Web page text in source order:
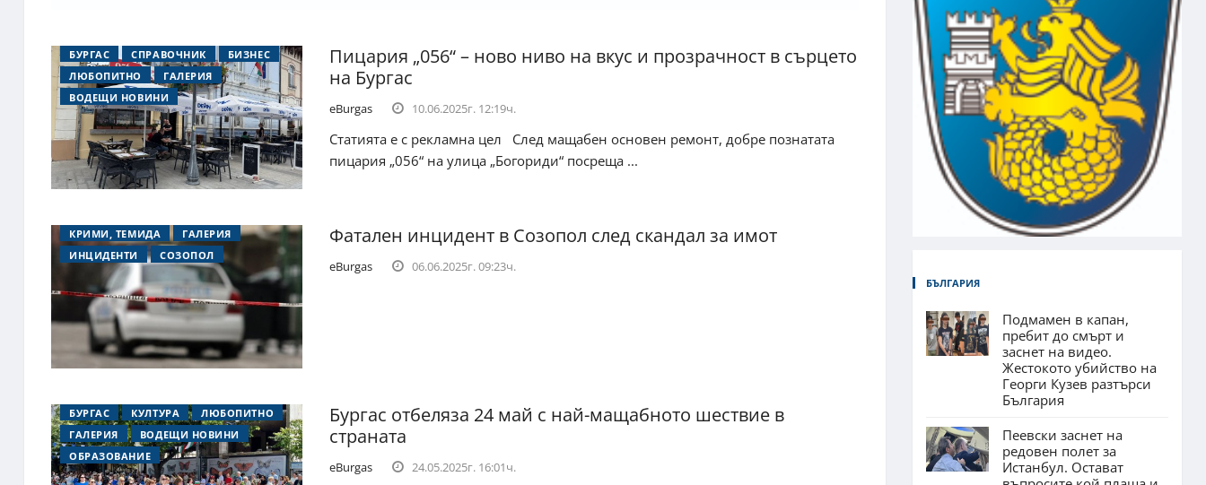
БУРГАС СПРАВОЧНИК
БИЗНЕС
ЛЮБОПИТНО
ГАЛЕРИЯ
ВОДЕЩИ НОВИНИ
Пицария „056“ – ново ниво на вкус и прозрачност в сърцето
на Бургас
eBurgas 10.06.2025г. 12:19ч.
Статията е с рекламна цел След мащабен основен ремонт, добре познатата
пицария „056“ на улица „Богориди“ посреща ...
КРИМИ, ТЕМИДА
ГАЛЕРИЯ
ИНЦИДЕНТИ
СОЗОПОЛ
Фатален инцидент в Созопол след скандал за имот
eBurgas 06.06.2025г. 09:23ч.
БУРГАС КУЛТУРА
ЛЮБОПИТНО
ГАЛЕРИЯ
ВОДЕЩИ НОВИНИ
ОБРАЗОВАНИЕ
Бургас отбеляза 24 май с най-мащабното шествие в
страната
eBurgas 24.05.2025г. 16:01ч.
БЪЛГАРИЯ
Подмамен в капан,
пребит до смърт и
заснет на видео.
Жестокото убийство на
Георги Кузев разтърси
България
Пеевски заснет на
редовен полет за
Истанбул. Остават